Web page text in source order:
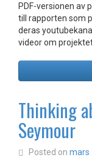
PDF-versionen av
till rapporten som
deras
videor om
Thinking
Seymour
Posted on mars